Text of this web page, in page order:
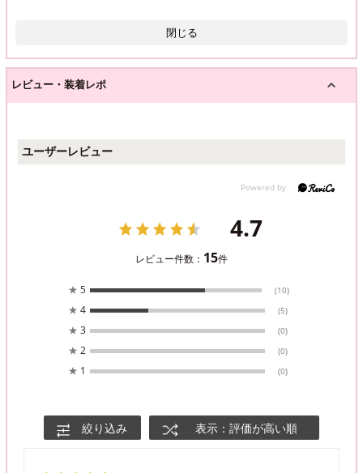
閉じる
レビュー・装着レポ
ユーザーレビュー
4.7
レビュー件数： 15件
★ 5 (10)
★ 4 (5)
★ 3 (0)
★ 2 (0)
★ 1 (0)
絞り込み 表示：評価が高い順